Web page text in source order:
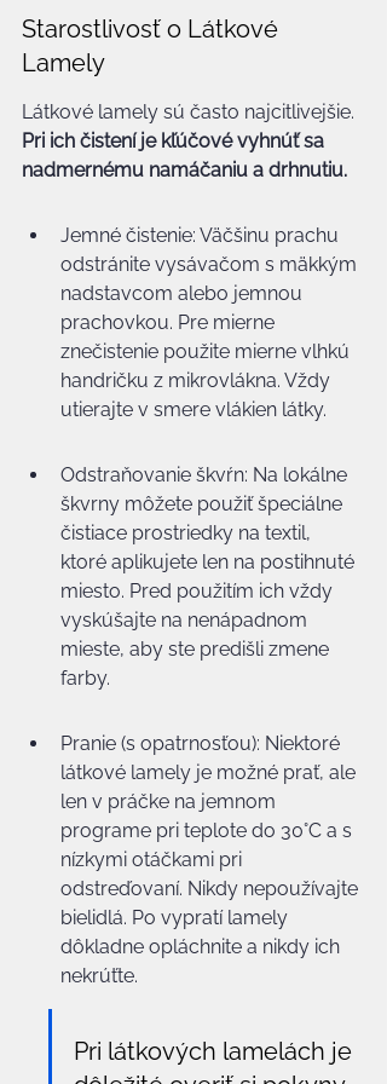
Starostlivosť o Látkové
Lamely
Látkové lamely sú často najcitlivejšie.
Pri ich čistení je kľúčové vyhnúť sa
nadmernému namáčaniu a drhnutiu.
Jemné čistenie: Väčšinu prachu
odstránite vysávačom s mäkkým
nadstavcom alebo jemnou
prachovkou. Pre mierne
znečistenie použite mierne vlhkú
handričku z mikrovlákna. Vždy
utierajte v smere vlákien látky.
Odstraňovanie škvŕn: Na lokálne
škvrny môžete použiť špeciálne
čistiace prostriedky na textil,
ktoré aplikujete len na postihnuté
miesto. Pred použitím ich vždy
vyskúšajte na nenápadnom
mieste, aby ste predišli zmene
farby.
Pranie (s opatrnosťou): Niektoré
látkové lamely je možné prať, ale
len v práčke na jemnom
programe pri teplote do 30°C a s
nízkymi otáčkami pri
odstreďovaní. Nikdy nepoužívajte
bielidlá. Po vypratí lamely
dôkladne opláchnite a nikdy ich
nekrúťte.
Pri látkových lamelách je